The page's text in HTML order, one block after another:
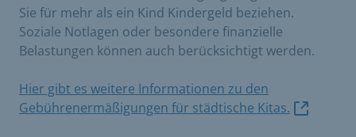
Sie für mehr als ein Kind Kindergeld beziehen.
Soziale Notlagen oder besondere finanzielle
Belastungen können auch berücksichtigt werden.
Hier gibt es weitere Informationen zu den
Gebührenermäßigungen für städtische Kitas.